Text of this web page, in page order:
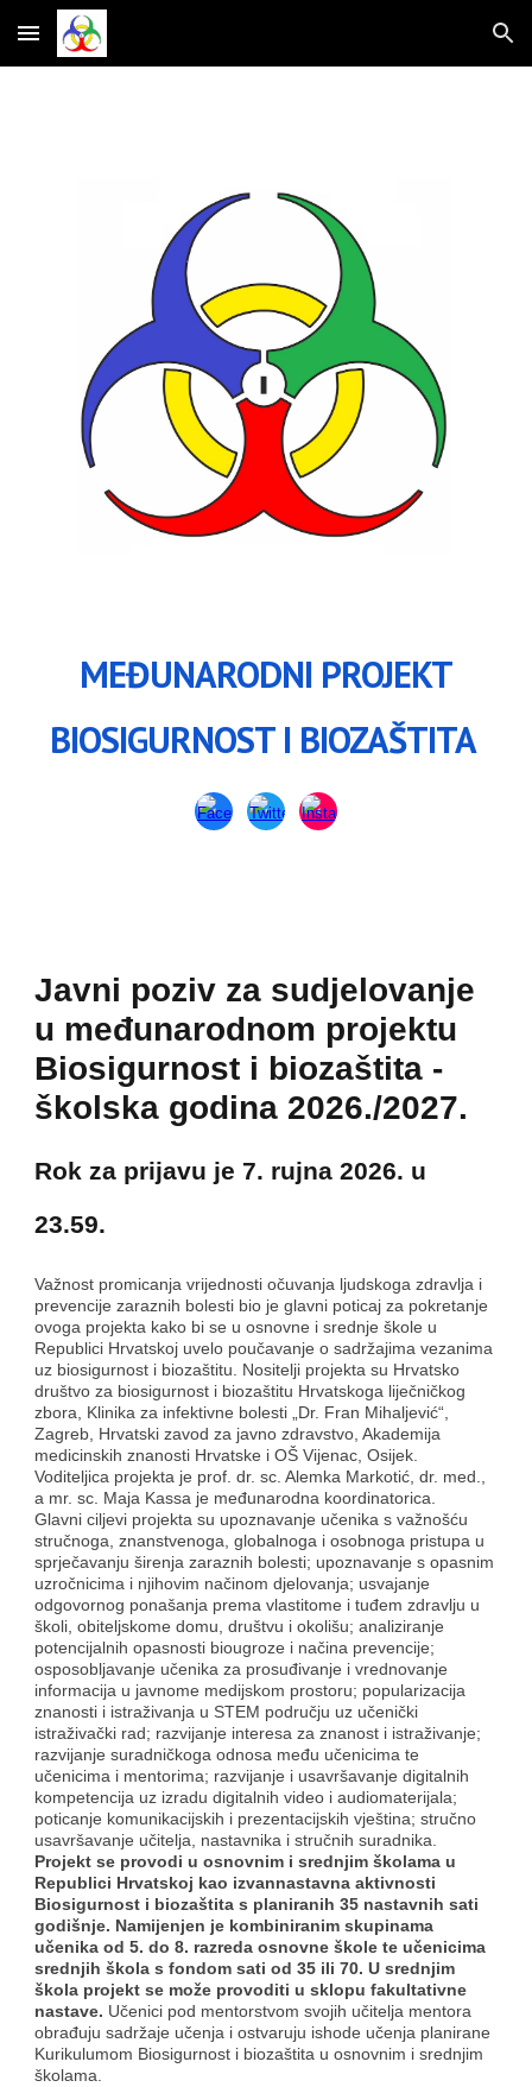
Skip to main content Skip to navigation
MEĐUNARODNI PROJEKT
BIOSIGURNOST I BIOZAŠTITA
Javni poziv za sudjelovanje
u međunarodnom projektu
Biosigurnost i biozaštita -
školska godina 2026./2027.
Rok za prijavu je 7. rujna 2026. u
23.59.
Važnost promicanja vrijednosti očuvanja ljudskoga zdravlja i
prevencije zaraznih bolesti bio je glavni poticaj za pokretanje
ovoga projekta kako bi se u osnovne i srednje škole u
Republici Hrvatskoj uvelo poučavanje o sadržajima vezanima
uz biosigurnost i biozaštitu. Nositelji projekta su Hrvatsko
društvo za biosigurnost i biozaštitu Hrvatskoga liječničkog
zbora, Klinika za infektivne bolesti „Dr. Fran Mihaljević“,
Zagreb, Hrvatski zavod za javno zdravstvo, Akademija
medicinskih znanosti Hrvatske i OŠ Vijenac, Osijek.
Voditeljica projekta je prof. dr. sc. Alemka Markotić, dr. med.,
a mr. sc. Maja Kassa je međunarodna koordinatorica.
Glavni ciljevi projekta su upoznavanje učenika s važnošću
stručnoga, znanstvenoga, globalnoga i osobnoga pristupa u
sprječavanju širenja zaraznih bolesti; upoznavanje s opasnim
uzročnicima i njihovim načinom djelovanja; usvajanje
odgovornog ponašanja prema vlastitome i tuđem zdravlju u
školi, obiteljskome domu, društvu i okolišu; analiziranje
potencijalnih opasnosti biougroze i načina prevencije;
osposobljavanje učenika za prosuđivanje i vrednovanje
informacija u javnome medijskom prostoru; popularizacija
znanosti i istraživanja u STEM području uz učenički
istraživački rad; razvijanje interesa za znanost i istraživanje;
razvijanje suradničkoga odnosa među učenicima te
učenicima i mentorima; razvijanje i usavršavanje digitalnih
kompetencija uz izradu digitalnih video i audiomaterijala;
poticanje komunikacijskih i prezentacijskih vještina; stručno
usavršavanje učitelja, nastavnika i stručnih suradnika.
Projekt se provodi u osnovnim i srednjim školama u
Republici Hrvatskoj kao izvannastavna aktivnosti
Biosigurnost i biozaštita s planiranih 35 nastavnih sati
godišnje. Namijenjen je kombiniranim skupinama
učenika od 5. do 8. razreda osnovne škole te učenicima
srednjih škola s fondom sati od 35 ili 70. U srednjim
škola projekt se može provoditi u sklopu fakultativne
nastave. Učenici pod mentorstvom svojih učitelja mentora
obrađuju sadržaje učenja i ostvaruju ishode učenja planirane
Kurikulumom Biosigurnost i biozaštita u osnovnim i srednjim
školama.